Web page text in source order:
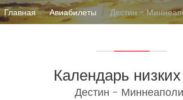
Главная Авиабилеты Дестин -
Календарь
Дестин -